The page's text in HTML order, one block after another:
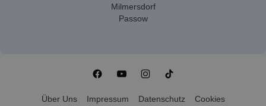
Milmersdorf
Passow
Über Uns Impressum Datenschutz Cookies